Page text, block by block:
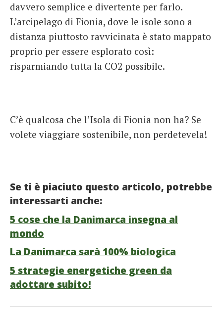
davvero semplice e divertente per farlo.
L’arcipelago di Fionia, dove le isole sono a
distanza piuttosto ravvicinata è stato mappato
proprio per essere esplorato così:
risparmiando tutta la CO2 possibile.
C’è qualcosa che l’Isola di Fionia non ha? Se
volete viaggiare sostenibile, non perdetevela!
Se ti è piaciuto questo articolo, potrebbe
interessarti anche:
5 cose che la Danimarca insegna al
mondo
La Danimarca sarà 100% biologica
5 strategie energetiche green da
adottare subito!